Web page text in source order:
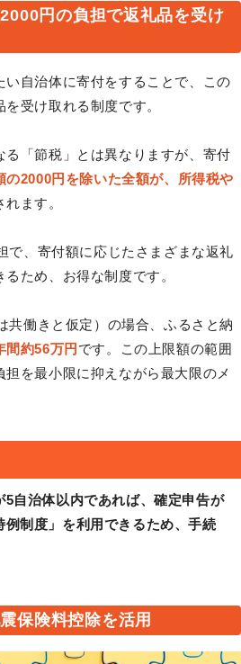
円の負担で返礼品を受け
自治体に寄付をすることで、この
受け取れる制度です。
る「節税」とは異なりますが、寄付
の2000円を除いた全額が、所得税や
れます。
で、寄付額に応じたさまざまな返礼
ため、お得な制度です。
共働きと仮定）の場合、ふるさと納
間約56万円 です。この上限額の範囲
を最小限に抑えながら最大限のメ
自治体以内であれば、確定申告が
制度」を利用できるため、手続
保険料控除を活用